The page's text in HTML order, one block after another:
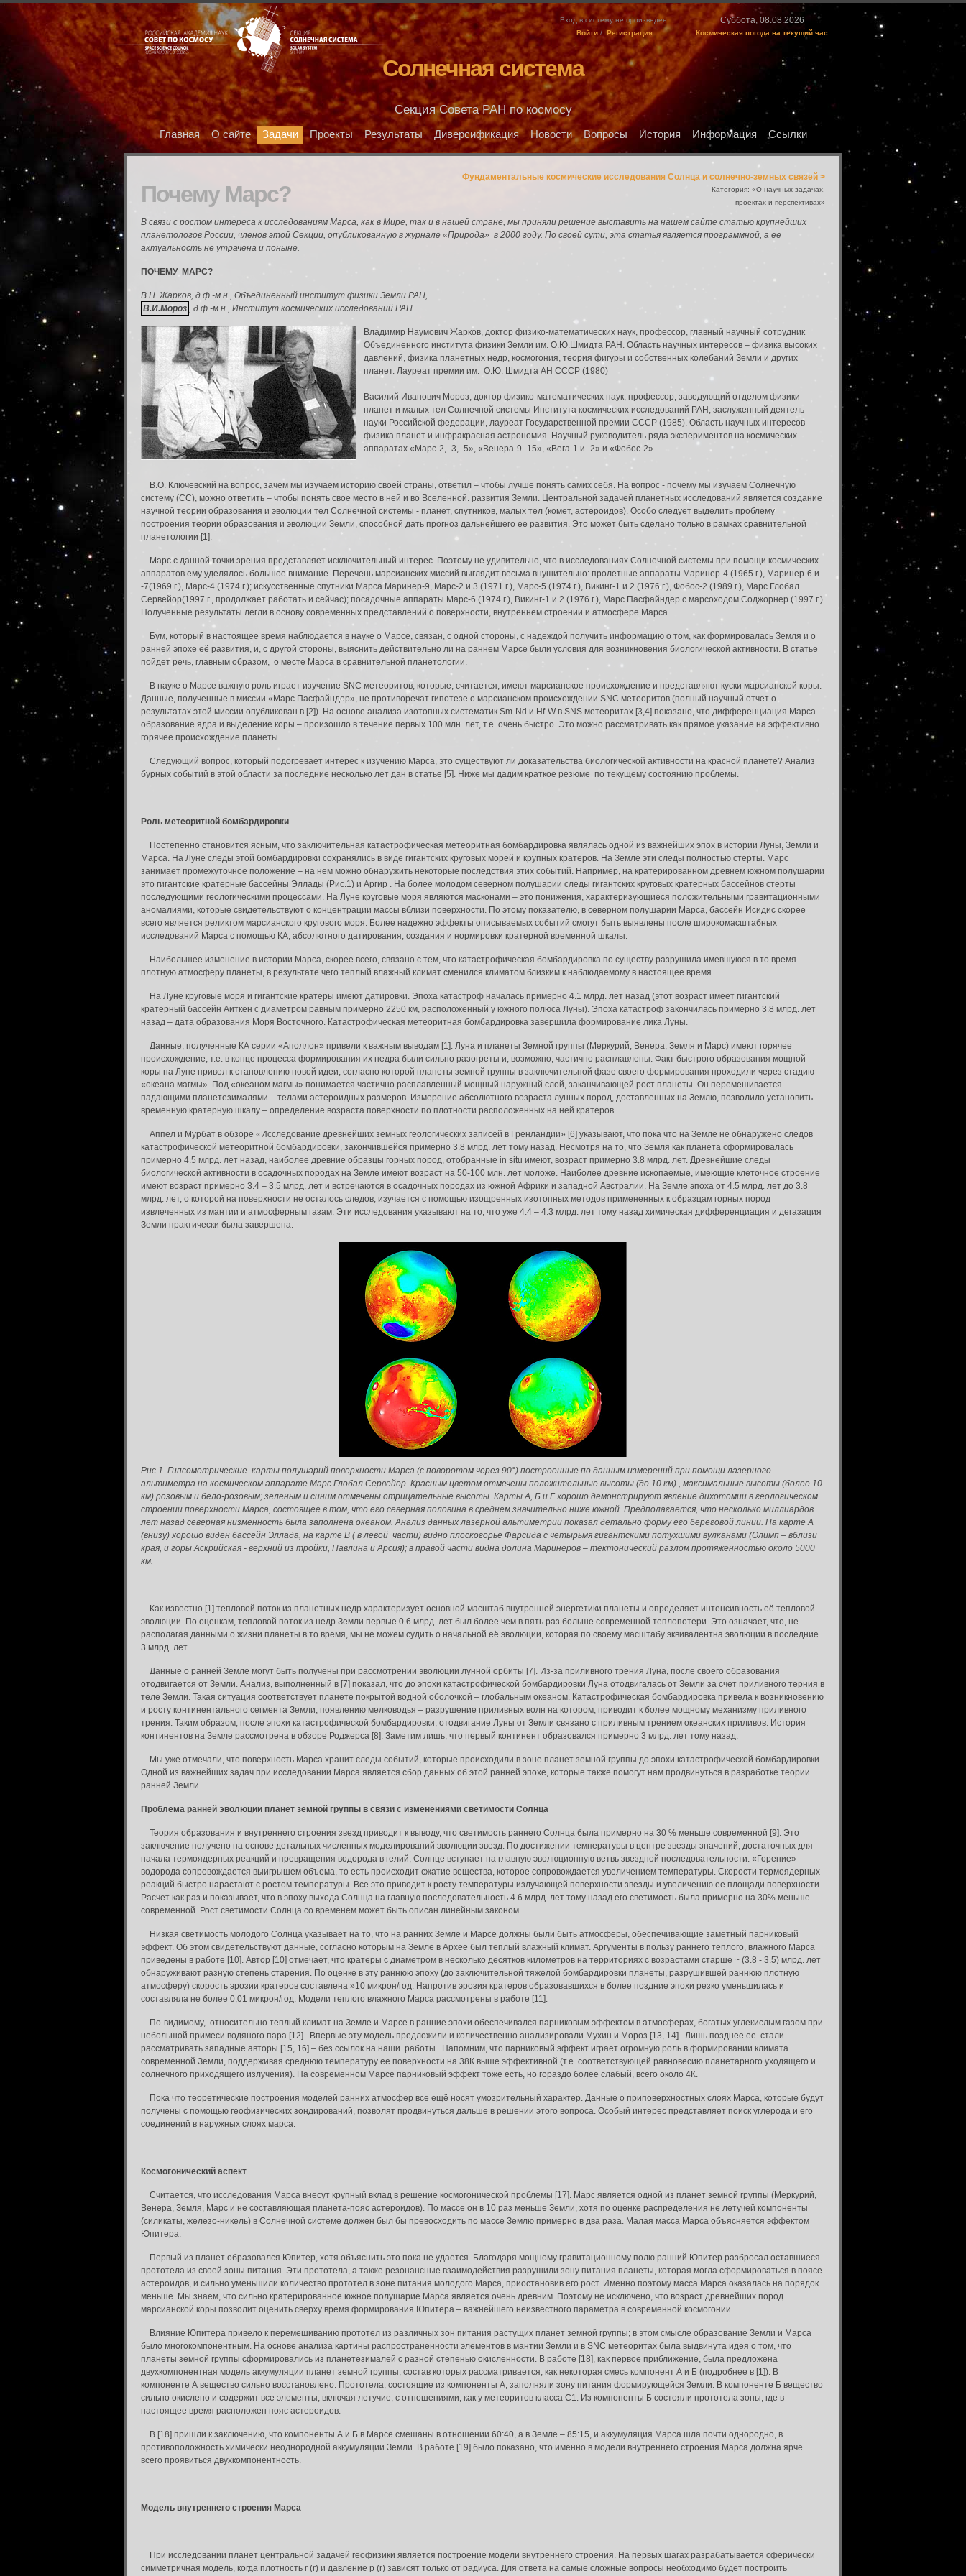
Суббота, 08.08.2026
Космическая погода на текущий час
Вход в систему не произведен
Войти / Регистрация
Солнечная система
Секция Совета РАН по космосу
Главная О сайте Задачи Проекты Результаты Диверсификация Новости Вопросы История Информация Ссылки
Фундаментальные космические исследования Солнца и солнечно-земных связей >
Категория: «О научных задачах,
проектах и перспективах»
Почему Марс?
В связи с ростом интереса к исследованиям Марса, как в Мире, так и в нашей стране, мы приняли решение выставить на нашем сайте статью крупнейших
планетологов России, членов этой Секции, опубликованную в журнале «Природа» в 2000 году. По своей сути, эта статья является программной, а ее
актуальность не утрачена и поныне.
ПОЧЕМУ МАРС?
В.Н. Жарков, д.ф.-м.н., Объединенный институт физики Земли РАН,
В.И.Мороз , д.ф.-м.н., Институт космических исследований РАН
Владимир Наумович Жарков, доктор физико-математических наук, профессор, главный научный сотрудник
Объединенного института физики Земли им. О.Ю.Шмидта РАН. Область научных интересов – физика высоких
давлений, физика планетных недр, космогония, теория фигуры и собственных колебаний Земли и других
планет. Лауреат премии им. О.Ю. Шмидта АН СССР (1980)
Василий Иванович Мороз, доктор физико-математических наук, профессор, заведующий отделом физики
планет и малых тел Солнечной системы Института космических исследований РАН, заслуженный деятель
науки Российской федерации, лауреат Государственной премии СССР (1985). Область научных интересов –
физика планет и инфракрасная астрономия. Научный руководитель ряда экспериментов на космических
аппаратах «Марс-2, -3, -5», «Венера-9–15», «Вега-1 и -2» и «Фобос-2».
В.О. Ключевский на вопрос, зачем мы изучаем историю своей страны, ответил – чтобы лучше понять самих себя. На вопрос - почему мы изучаем Солнечную
систему (СС), можно ответить – чтобы понять свое место в ней и во Вселенной. развития Земли. Центральной задачей планетных исследований является создание
научной теории образования и эволюции тел Солнечной системы - планет, спутников, малых тел (комет, астероидов). Особо следует выделить проблему
построения теории образования и эволюции Земли, способной дать прогноз дальнейшего ее развития. Это может быть сделано только в рамках сравнительной
планетологии [1].
Марс с данной точки зрения представляет исключительный интерес. Поэтому не удивительно, что в исследованиях Солнечной системы при помощи космических
аппаратов ему уделялось большое внимание. Перечень марсианских миссий выглядит весьма внушительно: пролетные аппараты Маринер-4 (1965 г.), Маринер-6 и
-7(1969 г.), Марс-4 (1974 г.); искусственные спутники Марса Маринер-9, Марс-2 и 3 (1971 г.), Марс-5 (1974 г.), Викинг-1 и 2 (1976 г.), Фобос-2 (1989 г.), Марс Глобал
Сервейор(1997 г., продолжает работать и сейчас); посадочные аппараты Марс-6 (1974 г.), Викинг-1 и 2 (1976 г.), Марс Пасфайндер с марсоходом Соджорнер (1997 г.).
Полученные результаты легли в основу современных представлений о поверхности, внутреннем строении и атмосфере Марса.
Бум, который в настоящее время наблюдается в науке о Марсе, связан, с одной стороны, с надеждой получить информацию о том, как формировалась Земля и о
ранней эпохе её развития, и, с другой стороны, выяснить действительно ли на раннем Марсе были условия для возникновения биологической активности. В статье
пойдет речь, главным образом, о месте Марса в сравнительной планетологии.
В науке о Марсе важную роль играет изучение SNC метеоритов, которые, считается, имеют марсианское происхождение и представляют куски марсианской коры.
Данные, полученные в миссии «Марс Пасфайндер», не противоречат гипотезе о марсианском происхождении SNC метеоритов (полный научный отчет о
результатах этой миссии опубликован в [2]). На основе анализа изотопных систематик Sm-Nd и Hf-W в SNS метеоритах [3,4] показано, что дифференциация Марса –
образование ядра и выделение коры – произошло в течение первых 100 млн. лет, т.е. очень быстро. Это можно рассматривать как прямое указание на эффективно
горячее происхождение планеты.
Следующий вопрос, который подогревает интерес к изучению Марса, это существуют ли доказательства биологической активности на красной планете? Анализ
бурных событий в этой области за последние несколько лет дан в статье [5]. Ниже мы дадим краткое резюме по текущему состоянию проблемы.
Роль метеоритной бомбардировки
Постепенно становится ясным, что заключительная катастрофическая метеоритная бомбардировка являлась одной из важнейших эпох в истории Луны, Земли и
Марса. На Луне следы этой бомбардировки сохранялись в виде гигантских круговых морей и крупных кратеров. На Земле эти следы полностью стерты. Марс
занимает промежуточное положение – на нем можно обнаружить некоторые последствия этих событий. Например, на кратерированном древнем южном полушарии
это гигантские кратерные бассейны Эллады (Рис.1) и Аргир . На более молодом северном полушарии следы гигантских круговых кратерных бассейнов стерты
последующими геологическими процессами. На Луне круговые моря являются масконами – это понижения, характеризующиеся положительными гравитационными
аномалиями, которые свидетельствуют о концентрации массы вблизи поверхности. По этому показателю, в северном полушарии Марса, бассейн Исидис скорее
всего является реликтом марсианского кругового моря. Более надежно эффекты описываемых событий смогут быть выявлены после широкомасштабных
исследований Марса с помощью КА, абсолютного датирования, создания и нормировки кратерной временной шкалы.
Наибольшее изменение в истории Марса, скорее всего, связано с тем, что катастрофическая бомбардировка по существу разрушила имевшуюся в то время
плотную атмосферу планеты, в результате чего теплый влажный климат сменился климатом близким к наблюдаемому в настоящее время.
На Луне круговые моря и гигантские кратеры имеют датировки. Эпоха катастроф началась примерно 4.1 млрд. лет назад (этот возраст имеет гигантский
кратерный бассейн Аиткен с диаметром равным примерно 2250 км, расположенный у южного полюса Луны). Эпоха катастроф закончилась примерно 3.8 млрд. лет
назад – дата образования Моря Восточного. Катастрофическая метеоритная бомбардировка завершила формирование лика Луны.
Данные, полученные КА серии «Аполлон» привели к важным выводам [1]: Луна и планеты Земной группы (Меркурий, Венера, Земля и Марс) имеют горячее
происхождение, т.е. в конце процесса формирования их недра были сильно разогреты и, возможно, частично расплавлены. Факт быстрого образования мощной
коры на Луне привел к становлению новой идеи, согласно которой планеты земной группы в заключительной фазе своего формирования проходили через стадию
«океана магмы». Под «океаном магмы» понимается частично расплавленный мощный наружный слой, заканчивающей рост планеты. Он перемешивается
падающими планетезималями – телами астероидных размеров. Измерение абсолютного возраста лунных пород, доставленных на Землю, позволило установить
временную кратерную шкалу – определение возраста поверхности по плотности расположенных на ней кратеров.
Аппел и Мурбат в обзоре «Исследование древнейших земных геологических записей в Гренландии» [6] указывают, что пока что на Земле не обнаружено следов
катастрофической метеоритной бомбардировки, закончившейся примерно 3.8 млрд. лет тому назад. Несмотря на то, что Земля как планета сформировалась
примерно 4.5 млрд. лет назад, наиболее древние образцы горных пород, отобранные in situ имеют, возраст примерно 3.8 млрд. лет. Древнейшие следы
биологической активности в осадочных породах на Земле имеют возраст на 50-100 млн. лет моложе. Наиболее древние ископаемые, имеющие клеточное строение
имеют возраст примерно 3.4 – 3.5 млрд. лет и встречаются в осадочных породах из южной Африки и западной Австралии. На Земле эпоха от 4.5 млрд. лет до 3.8
млрд. лет, о которой на поверхности не осталось следов, изучается с помощью изощренных изотопных методов примененных к образцам горных пород
извлеченных из мантии и атмосферным газам. Эти исследования указывают на то, что уже 4.4 – 4.3 млрд. лет тому назад химическая дифференциация и дегазация
Земли практически была завершена.
Рис.1. Гипсометрические карты полушарий поверхности Марса (с поворотом через 90°) построенные по данным измерений при помощи лазерного
альтиметра на космическом аппарате Марс Глобал Сервейор. Красным цветом отмечены положительные высоты (до 10 км) , максимальные высоты (более 10
км) розовым и бело-розовым; зеленым и синим отмечены отрицательные высоты. Карты А, Б и Г хорошо демонстрируют явление дихотомии в геологическом
строении поверхности Марса, состоящее в том, что его северная половина в среднем значительно ниже южной. Предполагается, что несколько миллиардов
лет назад северная низменность была заполнена океаном. Анализ данных лазерной альтиметрии показал детально форму его береговой линии. На карте А
(внизу) хорошо виден бассейн Эллада, на карте В ( в левой части) видно плоскогорье Фарсида с четырьмя гигантскими потухшими вулканами (Олимп – вблизи
края, и горы Аскрийская - верхний из тройки, Павлина и Арсия); в правой части видна долина Маринеров – тектонический разлом протяженностью около 5000
км.
Как известно [1] тепловой поток из планетных недр характеризует основной масштаб внутренней энергетики планеты и определяет интенсивность её тепловой
эволюции. По оценкам, тепловой поток из недр Земли первые 0.6 млрд. лет был более чем в пять раз больше современной теплопотери. Это означает, что, не
располагая данными о жизни планеты в то время, мы не можем судить о начальной её эволюции, которая по своему масштабу эквивалентна эволюции в последние
3 млрд. лет.
Данные о ранней Земле могут быть получены при рассмотрении эволюции лунной орбиты [7]. Из-за приливного трения Луна, после своего образования
отодвигается от Земли. Анализ, выполненный в [7] показал, что до эпохи катастрофической бомбардировки Луна отодвигалась от Земли за счет приливного терния в
теле Земли. Такая ситуация соответствует планете покрытой водной оболочкой – глобальным океаном. Катастрофическая бомбардировка привела к возникновению
и росту континентального сегмента Земли, появлению мелководья – разрушение приливных волн на котором, приводит к более мощному механизму приливного
трения. Таким образом, после эпохи катастрофической бомбардировки, отодвигание Луны от Земли связано с приливным трением океанских приливов. История
континентов на Земле рассмотрена в обзоре Роджерса [8]. Заметим лишь, что первый континент образовался примерно 3 млрд. лет тому назад.
Мы уже отмечали, что поверхность Марса хранит следы событий, которые происходили в зоне планет земной группы до эпохи катастрофической бомбардировки.
Одной из важнейших задач при исследовании Марса является сбор данных об этой ранней эпохе, которые также помогут нам продвинуться в разработке теории
ранней Земли.
Проблема ранней эволюции планет земной группы в связи с изменениями светимости Солнца
Теория образования и внутреннего строения звезд приводит к выводу, что светимость раннего Солнца была примерно на 30 % меньше современной [9]. Это
заключение получено на основе детальных численных моделирований эволюции звезд. По достижении температуры в центре звезды значений, достаточных для
начала термоядерных реакций и превращения водорода в гелий, Солнце вступает на главную эволюционную ветвь звездной последовательности. «Горение»
водорода сопровождается выигрышем объема, то есть происходит сжатие вещества, которое сопровождается увеличением температуры. Скорости термоядерных
реакций быстро нарастают с ростом температуры. Все это приводит к росту температуры излучающей поверхности звезды и увеличению ее площади поверхности.
Расчет как раз и показывает, что в эпоху выхода Солнца на главную последовательность 4.6 млрд. лет тому назад его светимость была примерно на 30% меньше
современной. Рост светимости Солнца со временем может быть описан линейным законом.
Низкая светимость молодого Солнца указывает на то, что на ранних Земле и Марсе должны были быть атмосферы, обеспечивающие заметный парниковый
эффект. Об этом свидетельствуют данные, согласно которым на Земле в Архее был теплый влажный климат. Аргументы в пользу раннего теплого, влажного Марса
приведены в работе [10]. Автор [10] отмечает, что кратеры с диаметром в несколько десятков километров на территориях с возрастами старше ~ (3.8 - 3.5) млрд. лет
обнаруживают разную степень старения. По оценке в эту раннюю эпоху (до заключительной тяжелой бомбардировки планеты, разрушившей раннюю плотную
атмосферу) скорость эрозии кратеров составлена »10 микрон/год. Напротив эрозия кратеров образовавшихся в более поздние эпохи резко уменьшилась и
составляла не более 0,01 микрон/год. Модели теплого влажного Марса рассмотрены в работе [11].
По-видимому, относительно теплый климат на Земле и Марсе в ранние эпохи обеспечивался парниковым эффектом в атмосферах, богатых углекислым газом при
небольшой примеси водяного пара [12]. Впервые эту модель предложили и количественно анализировали Мухин и Мороз [13, 14]. Лишь позднее ее стали
рассматривать западные авторы [15, 16] – без ссылок на наши работы. Напомним, что парниковый эффект играет огромную роль в формировании климата
современной Земли, поддерживая среднюю температуру ее поверхности на 38К выше эффективной (т.е. соответствующей равновесию планетарного уходящего и
солнечного приходящего излучения). На современном Марсе парниковый эффект тоже есть, но гораздо более слабый, всего около 4К.
Пока что теоретические построения моделей ранних атмосфер все ещё носят умозрительный характер. Данные о приповерхностных слоях Марса, которые будут
получены с помощью геофизических зондирований, позволят продвинуться дальше в решении этого вопроса. Особый интерес представляет поиск углерода и его
соединений в наружных слоях марса.
Космогонический аспект
Считается, что исследования Марса внесут крупный вклад в решение космогонической проблемы [17]. Марс является одной из планет земной группы (Меркурий,
Венера, Земля, Марс и не составляющая планета-пояс астероидов). По массе он в 10 раз меньше Земли, хотя по оценке распределения не летучей компоненты
(силикаты, железо-никель) в Солнечной системе должен был бы превосходить по массе Землю примерно в два раза. Малая масса Марса объясняется эффектом
Юпитера.
Первый из планет образовался Юпитер, хотя объяснить это пока не удается. Благодаря мощному гравитационному полю ранний Юпитер разбросал оставшиеся
прототела из своей зоны питания. Эти прототела, а также резонансные взаимодействия разрушили зону питания планеты, которая могла сформироваться в поясе
астероидов, и сильно уменьшили количество прототел в зоне питания молодого Марса, приостановив его рост. Именно поэтому масса Марса оказалась на порядок
меньше. Мы знаем, что сильно кратерированное южное полушарие Марса является очень древним. Поэтому не исключено, что возраст древнейших пород
марсианской коры позволит оценить сверху время формирования Юпитера – важнейшего неизвестного параметра в современной космогонии.
Влияние Юпитера привело к перемешиванию прототел из различных зон питания растущих планет земной группы; в этом смысле образование Земли и Марса
было многокомпонентным. На основе анализа картины распространенности элементов в мантии Земли и в SNC метеоритах была выдвинута идея о том, что
планеты земной группы сформировались из планетезималей с разной степенью окисленности. В работе [18], как первое приближение, была предложена
двухкомпонентная модель аккумуляции планет земной группы, состав которых рассматривается, как некоторая смесь компонент А и Б (подробнее в [1]). В
компоненте А вещество сильно восстановлено. Прототела, состоящие из компоненты А, заполняли зону питания формирующейся Земли. В компоненте Б вещество
сильно окислено и содержит все элементы, включая летучие, с отношениями, как у метеоритов класса С1. Из компоненты Б состояли прототела зоны, где в
настоящее время расположен пояс астероидов.
В [18] пришли к заключению, что компоненты А и Б в Марсе смешаны в отношении 60:40, а в Земле – 85:15, и аккумуляция Марса шла почти однородно, в
противоположность химически неоднородной аккумуляции Земли. В работе [19] было показано, что именно в модели внутреннего строения Марса должна ярче
всего проявиться двухкомпонентность.
Модель внутреннего строения Марса
При исследовании планет центральной задачей геофизики является построение модели внутреннего строения. На первых шагах разрабатывается сферически
симметричная модель, когда плотность r (r) и давление p (r) зависят только от радиуса. Для ответа на самые сложные вопросы необходимо будет построить